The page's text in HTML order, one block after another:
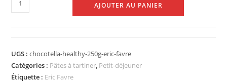
AJOUTER AU PANIER
UGS :chocotella-healthy-250g-eric-favre
Catégories : Pâtes à tartiner, Petit-déjeuner
Étiquette : Eric Favre